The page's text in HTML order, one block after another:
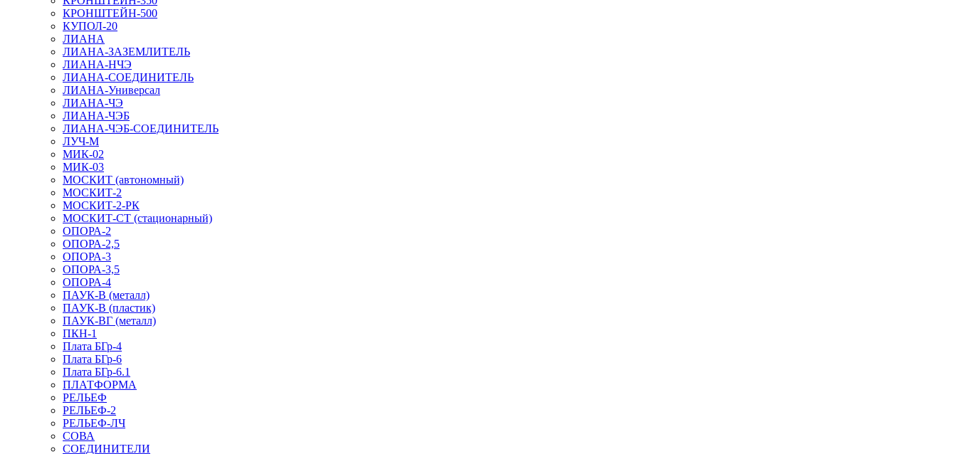
КРОНШТЕЙН-500
КУПОЛ-20
ЛИАНА
ЛИАНА-ЗАЗЕМЛИТЕЛЬ
ЛИАНА-НЧЭ
ЛИАНА-СОЕДИНИТЕЛЬ
ЛИАНА-Универсал
ЛИАНА-ЧЭ
ЛИАНА-ЧЭБ
ЛИАНА-ЧЭБ-СОЕДИНИТЕЛЬ
ЛУЧ-М
МИК-02
МИК-03
МОСКИТ (автономный)
МОСКИТ-2
МОСКИТ-2-РК
МОСКИТ-СТ (стационарный)
ОПОРА-2
ОПОРА-2,5
ОПОРА-3
ОПОРА-3,5
ОПОРА-4
ПАУК-В (металл)
ПАУК-В (пластик)
ПАУК-ВГ (металл)
ПКН-1
Плата БГр-4
Плата БГр-6
Плата БГр-6.1
ПЛАТФОРМА
РЕЛЬЕФ
РЕЛЬЕФ-2
РЕЛЬЕФ-ЛЧ
СОВА
СОЕДИНИТЕЛИ